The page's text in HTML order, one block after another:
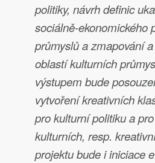
politiky, návrh definic
sociálně-ekonomického
průmyslů a zmapování
oblastí kulturních
výstupem bude
vytvoření kreativních
pro kulturní politiku a
kulturních, resp.
projektu bude i iniciace